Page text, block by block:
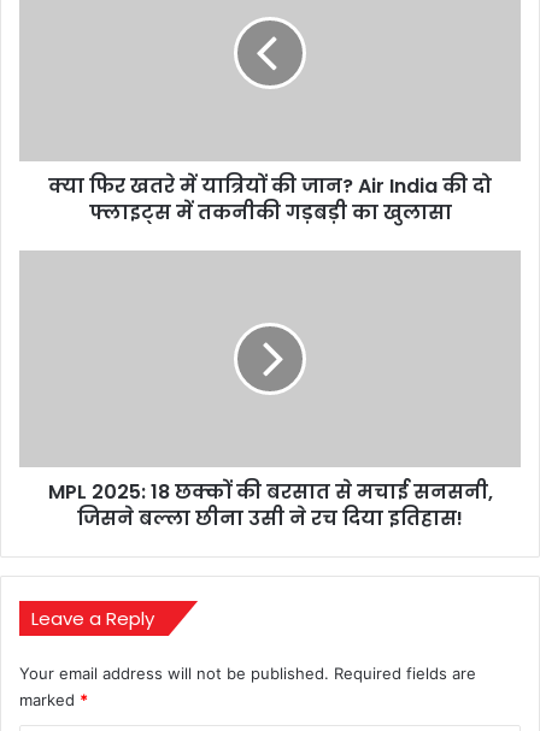
India
क्या फिर खतरे में यात्रियों की जान? Air India की दो
फ्लाइट्स में तकनीकी गड़बड़ी का खुलासा
सनसनी,
जिसने
रच
दिया
इतिहास!
MPL 2025: 18 छक्कों की बरसात से मचाई सनसनी,
जिसने बल्ला छीना उसी ने रच दिया इतिहास!
Leave a Reply
Your email address will not be published. Required fields are
marked *